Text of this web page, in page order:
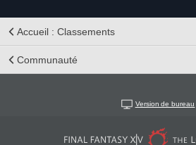
Accueil : Classements
Communauté
Version de bureau